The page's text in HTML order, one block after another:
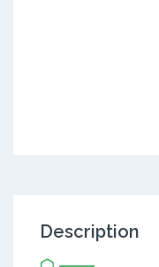
Description